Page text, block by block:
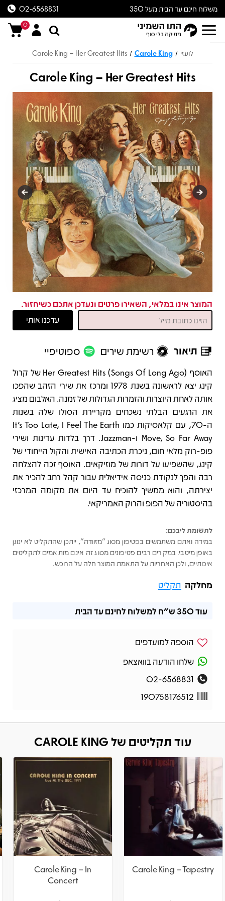
משלוח חינם עד הבית מעל 350
ש״ח
02-6568831
0
לועזי /
Carole King
/
Carole King – Her Greatest Hits
Carole King – Her Greatest Hits
המוצר אינו במלאי, השאירו פרטים ונעדכן אתכם כשיחזור.
תיאור רשימת שירים ספוטיפיי
תיאור
האוסף Her Greatest Hits (Songs Of Long Ago) של קרול
קינג יצא לראשונה בשנת 1978 ומרכז את שירי הזהב שהפכו
אותה לאחת היוצרות והזמרות הגדולות של זמנה. האלבום מציג
את הרגעים הבלתי נשכחים מקריירת הסולו שלה בשנות
ה-70, עם קלאסיקות כמו It’s Too Late, I Feel The Earth
Move, So Far Away ו-Jazzman. דרך בלדות עדינות ושירי
פופ-רוק מלאי חום, ניכרת הכתיבה האישית והקול הייחודי של
קינג, שהשפיעו על דורות של מוזיקאים. האוסף זכה להצלחה
רבה והפך לנקודת כניסה אידיאלית עבור קהל רחב להכיר את
יצירתה, והוא ממשיך להוכיח עד היום את מקומה המרכזי
בהיסטוריה של הפופ והרוק האמריקאי.
לתשומת ליבכם:
במידה ואתם משתמשים בפטיפון מסוג "מזוודה", ייתכן שהתקליט לא ינוגן
באופן מיטבי. במקרים רבים פטיפונים מסוג זה אינם מותאמים לתקליטים
איכותיים, ולכן האחריות על התאמת המוצר חלה על הרוכש.
מחלקה תקליט
עוד350 ש"ח למשלוח לחינם עד הבית
הוספה למועדפים
שלחו הודעה בוואצאפ
02-6568831
190758176512
עוד תקליטים של CAROLE KING
Carole King – In
Carole King & James
Taylor – Live At The